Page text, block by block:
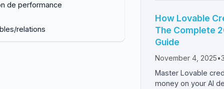
de performance
relations
How Lovable
The Complete
Guide
November 4, 2025•
Master Lovable
money on your AI